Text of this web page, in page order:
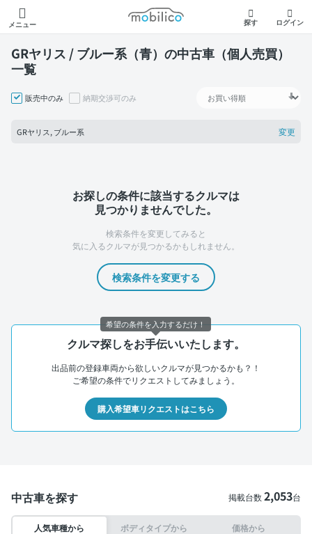
メニュー
モビリコ
探す ログイン
GRヤリス / ブルー系（青）の中古車（個人売買）
一覧
販売中のみ 納期交渉可のみ
GRヤリス, ブルー系 変更
お探しの条件に該当するクルマは
見つかりませんでした。
検索条件を変更してみると
気に入るクルマが見つかるかもしれません。
検索条件を変更する
クルマ探しをお手伝いいたします。
出品前の登録車両から欲しいクルマが見つかるかも？！
ご希望の条件でリクエストしてみましょう。
購入希望車リクエストはこちら
中古車を探す 掲載台数2,053台
人気車種から ボディタイプから 価格から
希望の条件を入力するだけ！